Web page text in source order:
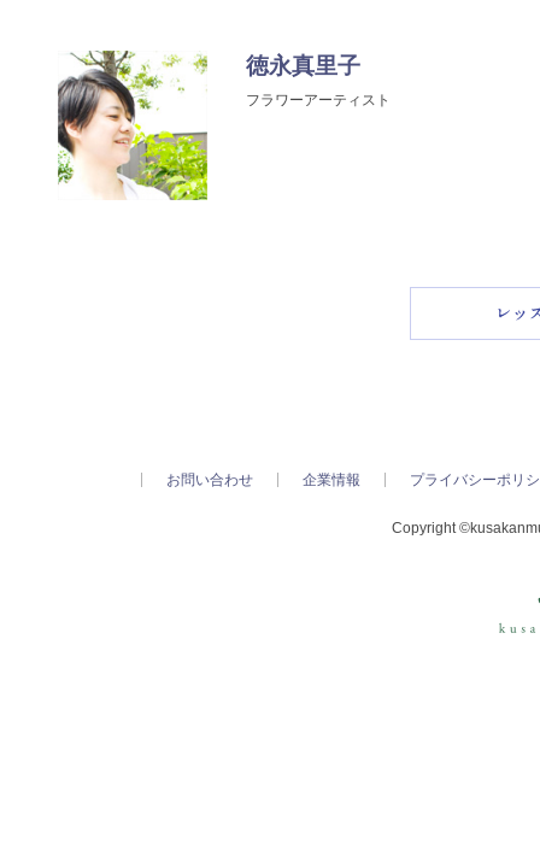
徳永真里子
フラワーアーティスト
お問い合わせ 企業情報 プライバシーポリ
Copyright